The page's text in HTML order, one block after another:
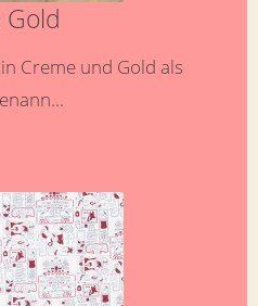
Creme und Gold als